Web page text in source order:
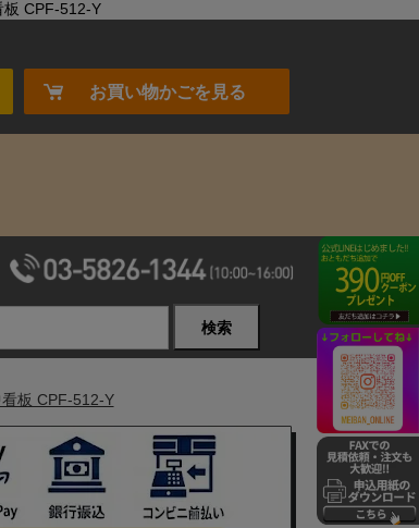
CPF-512-Y
お買い物かごを見る
検索
板 CPF-512-Y